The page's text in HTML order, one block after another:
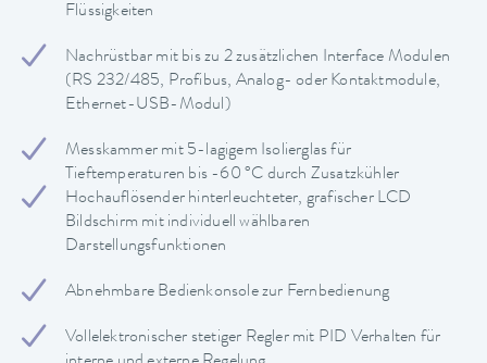
Flüssigkeiten
Nachrüstbar mit bis zu 2 zusätzlichen Interface Modulen
(RS 232/485, Profibus, Analog- oder Kontaktmodule,
Ethernet-USB-Modul)
Messkammer mit 5-lagigem Isolierglas für
Tieftemperaturen bis -60 °C durch Zusatzkühler
Hochauflösender hinterleuchteter, grafischer LCD
Bildschirm mit individuell wählbaren
Darstellungsfunktionen
Abnehmbare Bedienkonsole zur Fernbedienung
Vollelektronischer stetiger Regler mit PID Verhalten für